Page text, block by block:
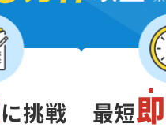
に挑戦 最短